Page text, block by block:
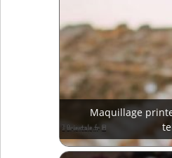
Maquillage